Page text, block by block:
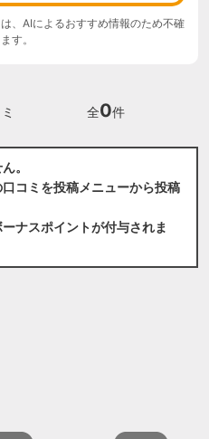
、AIによるおすすめ情報のため不確
す。
全0件
。
コミを投稿メニューから投稿
ナスポイントが付与されま